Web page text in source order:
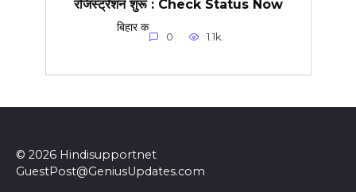
रजिस्ट्रेशन शुरू : Check Status Now
बिहार क
0 1.1k.
© 2026 Hindisupportnet
GuestPost@GeniusUpdates.com